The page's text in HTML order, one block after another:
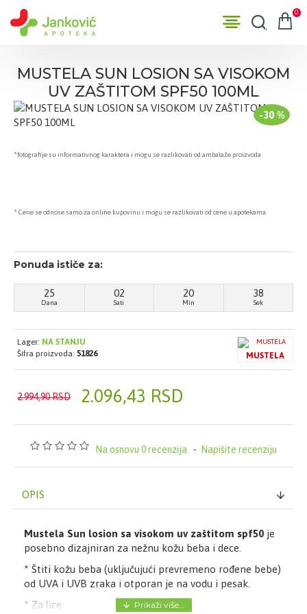
0
MUSTELA SUN LOSION SA VISOKOM
UV ZAŠTITOM SPF50 100ML
-30 %
*fotografije su informativnog karaktera i mogu se razlikovati od ambalaže proizvoda
* Cene se odnose samo za online kupovinu i mogu se razlikovati od cene u apotekama.
Na osnovu 0 recenzija. - Napišite recenziju
Ponuda ističe za:
25
Dana
02
Sati
20
Min
38
Sek
2.096,43 RSD
2.994,90 RSD
Lager: NA STANJU
Šifra proizvoda: 51826 MUSTELA
OPIS
Mustela Sun losion sa visokom uv zaštitom spf50 je
posebno dizajniran za nežnu kožu beba i dece.
* Štiti kožu beba (uključujući prevremeno rođene bebe)
od UVA i UVB zraka i otporan je na vodu i pesak.
* Za lice.